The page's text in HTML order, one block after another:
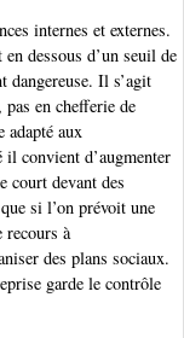
internes et externes.
dessous d’un seuil de
dangereuse. Il s’agit
en chefferie de
aux
convient d’augmenter
court devant des
si l’on prévoit une
recours à
des plans sociaux.
garde le contrôle